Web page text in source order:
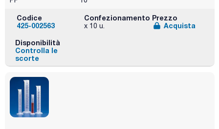
Codice
425-002563
Confezionamento
x 10 u.
Prezzo
Acquista
Disponibilità
Controlla le
scorte